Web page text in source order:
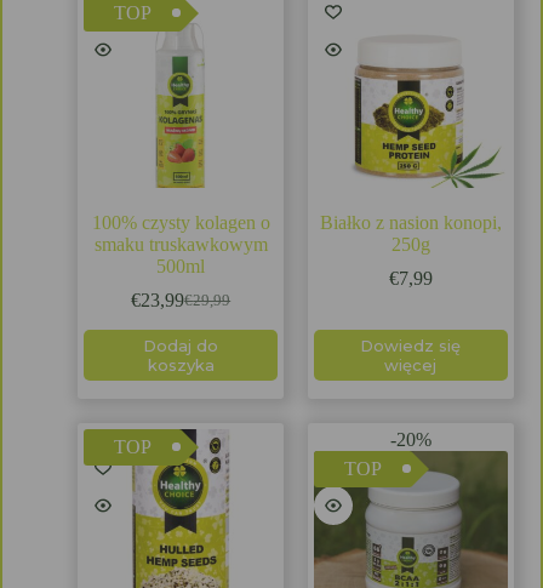
TOP
100% czysty kolagen o
smaku truskawkowym
500ml
€29,99
€23,99
Dodaj do
koszyka
Białko z nasion konopi,
250g
€7,99
Dowiedz się
więcej
TOP
-20%
TOP